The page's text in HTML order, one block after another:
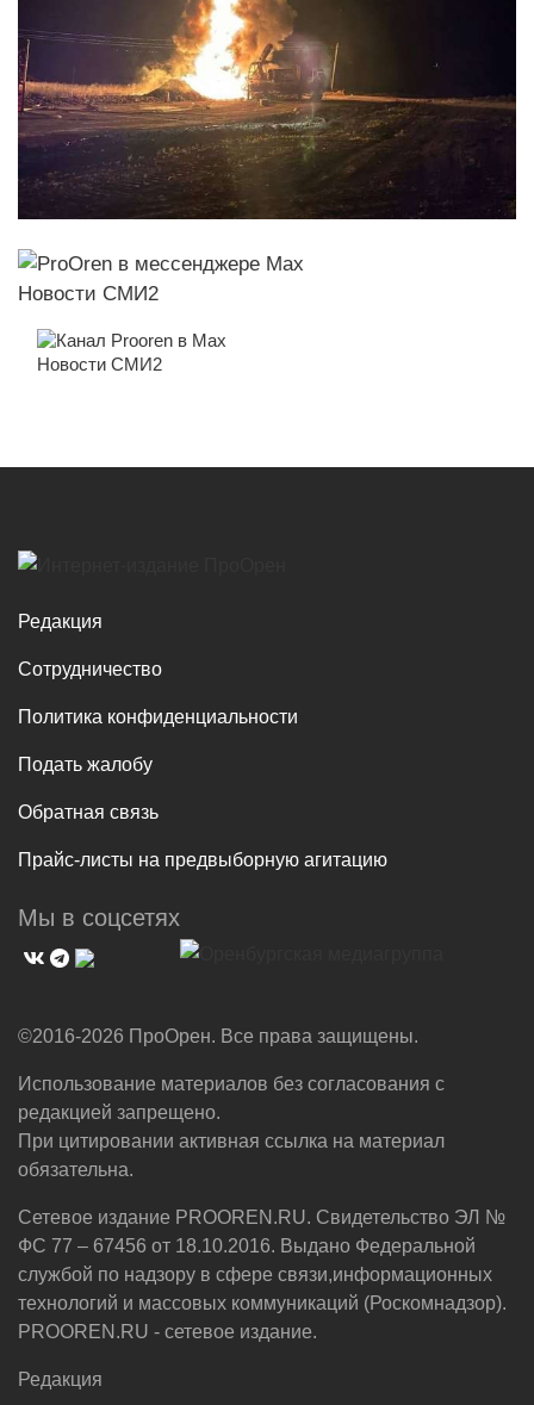
Новости СМИ2
Новости СМИ2
Редакция
Сотрудничество
Политика конфиденциальности
Подать жалобу
Обратная связь
Прайс-листы на предвыборную агитацию
Мы в соцсетях
©2016-2026 ПроОрен. Все права защищены.
Использование материалов без согласования с
редакцией запрещено.
При цитировании активная ссылка на материал
обязательна.
Сетевое издание PROOREN.RU. Свидетельство ЭЛ №
ФС 77 – 67456 от 18.10.2016. Выдано Федеральной
службой по надзору в сфере связи,информационных
технологий и массовых коммуникаций (Роскомнадзор).
PROOREN.RU - сетевое издание.
Редакция